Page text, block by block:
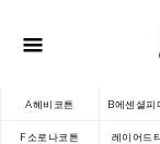
A헤비코튼 B에센셜피
F소로나코튼 레이어드